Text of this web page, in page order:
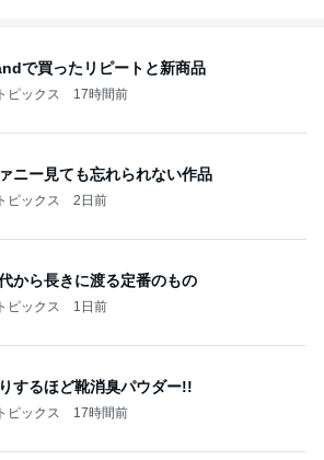
で買ったリピートと新商品
ピックス 17時間前
ニー見ても忘れられない作品
ピックス 2日前
から長きに渡る定番のもの
ピックス 1日前
するほど靴消臭パウダー!!
ピックス 17時間前